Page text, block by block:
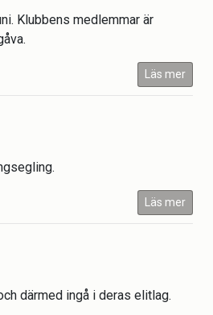
Klubbens medlemmar är
Läs mer
Läs mer
därmed ingå i deras elitlag.